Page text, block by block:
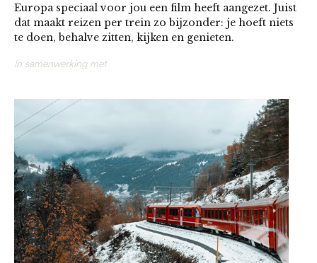
Europa speciaal voor jou een film heeft aangezet. Juist
dat maakt reizen per trein zo bijzonder: je hoeft niets
te doen, behalve zitten, kijken en genieten.
In samenwerking met